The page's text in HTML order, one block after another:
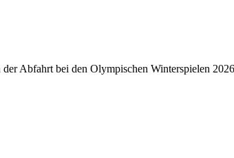
Abfahrt bei den Olympischen Winterspielen